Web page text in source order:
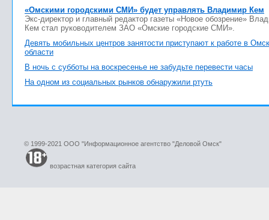
«Омскими городскими СМИ» будет управлять Владимир Кем
Экс-директор и главный редактор газеты «Новое обозрение»
Кем стал руководителем ЗАО «Омские городские СМИ».
Девять мобильных центров занятости приступают к работе в
области
В ночь с субботы на воскресенье не забудьте перевести часы
На одном из социальных рынков обнаружили ртуть
© 1999-2021 ООО "Информационное агентство "Деловой Омск"
возрастная категория сайта